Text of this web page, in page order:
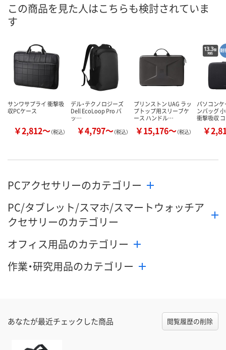
カゴへ カゴへ カ
この商品を見た人はこちらも検討されていま
す
サンワサプライ 衝撃吸
収PCケース
￥2,812～（税込）
デル・テクノロジーズ
Dell EcoLoop Pro バ
ッ…
￥4,797～（税込）
プリンストン UAG ラッ
プトップ用スリーブケ
ース ハンドル…
￥15,176～（税込）
パソコン
ンバッグ
衝撃吸収
￥
PCアクセサリーのカテゴリー
PC/タブレット/スマホ/スマートウォッチア
クセサリーのカテゴリー
オフィス用品のカテゴリー
作業・研究用品のカテゴリー
あなたが最近チェックした商品 閲覧履歴の削除